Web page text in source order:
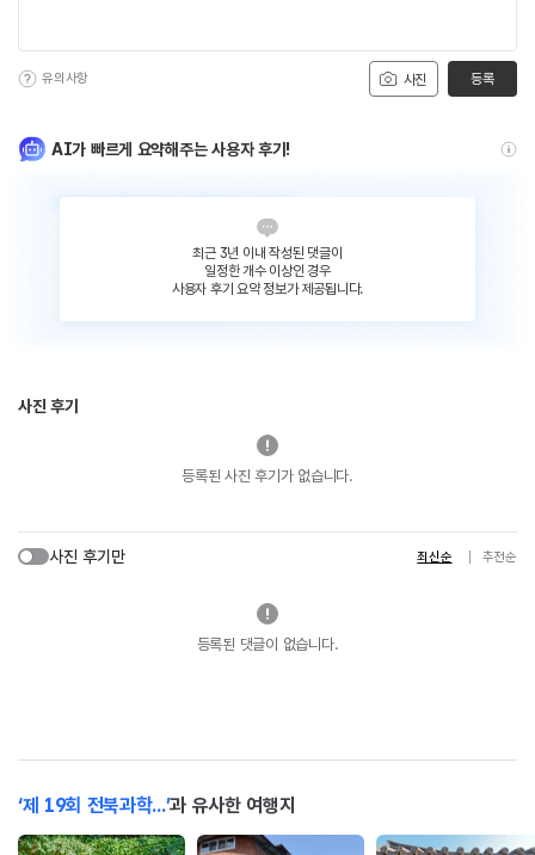
사진
유의사항 등록
AI가 빠르게 요약해주는 사용자 후기!
최근 3년 이내 작성된 댓글이
일정한 개수 이상인 경우
사용자 후기 요약 정보가 제공됩니다.
사진 후기
등록된 사진 후기가 없습니다.
사진 후기만 최신순 추천순
등록된 댓글이 없습니다.
‘제 19회 전북과학...’과 유사한 여행지